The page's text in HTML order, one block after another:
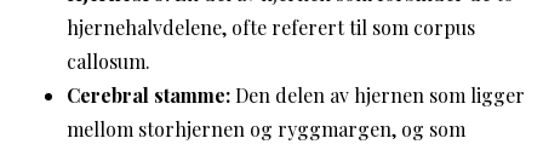
hjernehalvdelene, ofte referert til som corpus
callosum.
Cerebral stamme:Den delen av hjernen som ligger
mellom storhjernen og ryggmargen, og som